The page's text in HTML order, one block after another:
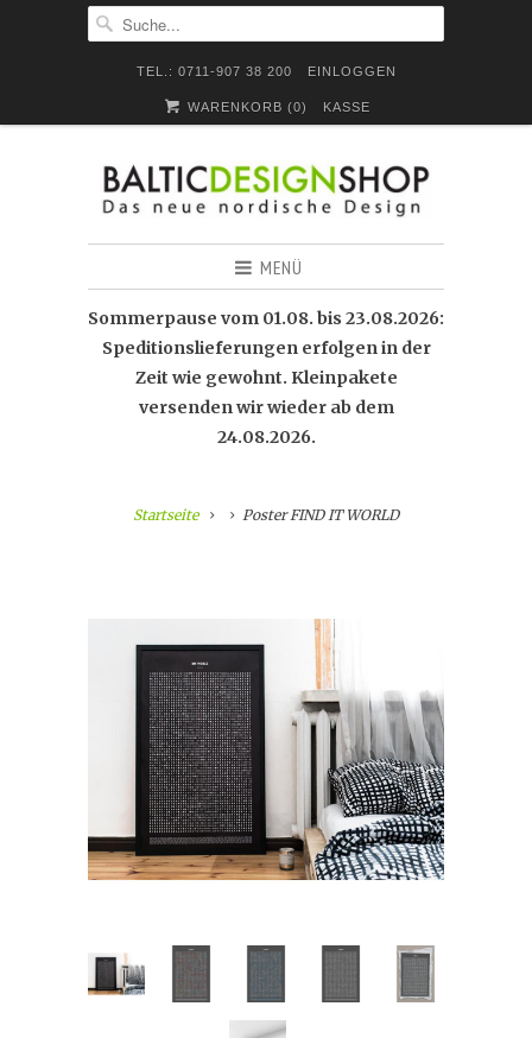
TEL.: 0711-907 38 200 EINLOGGEN
WARENKORB (0) KASSE
MENÜ
Sommerpause vom 01.08. bis 23.08.2026:
Speditionslieferungen erfolgen in der
Zeit wie gewohnt. Kleinpakete
versenden wir wieder ab dem
24.08.2026.
Startseite Poster FIND IT WORLD